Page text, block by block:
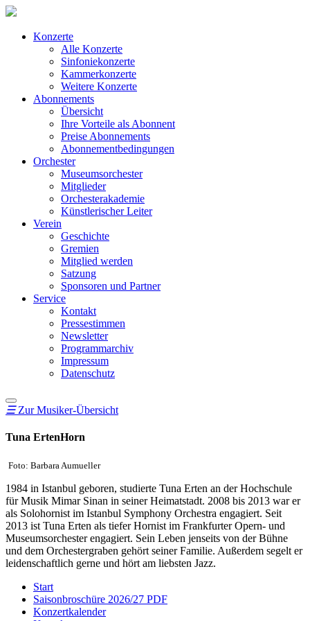
Konzerte
Alle Konzerte
Sinfoniekonzerte
Kammerkonzerte
Weitere Konzerte
Abonnements
Übersicht
Ihre Vorteile als Abonnent
Preise Abonnements
Abonnementbedingungen
Orchester
Museumsorchester
Mitglieder
Orchesterakademie
Künstlerischer Leiter
Verein
Geschichte
Gremien
Mitglied werden
Satzung
Sponsoren und Partner
Service
Kontakt
Pressestimmen
Newsletter
Programmarchiv
Impressum
Datenschutz
☰Zur Musiker-Übersicht
Tuna ErtenHorn
Foto: Barbara Aumueller
1984 in Istanbul geboren, studierte Tuna Erten an der Hochschule
für Musik Mimar Sinan in seiner Heimatstadt. 2008 bis 2013 war er
als Solohornist im Istanbul Symphony Orchestra engagiert. Seit
2013 ist Tuna Erten als tiefer Hornist im Frankfurter Opern- und
Museumsorchester engagiert. Sein Leben jenseits von der Bühne
und dem Orchestergraben gehört seiner Familie. Außerdem segelt er
leidenschaftlich gerne und hört am liebsten Jazz.
Start
Saisonbroschüre 2026/27 PDF
Konzertkalender